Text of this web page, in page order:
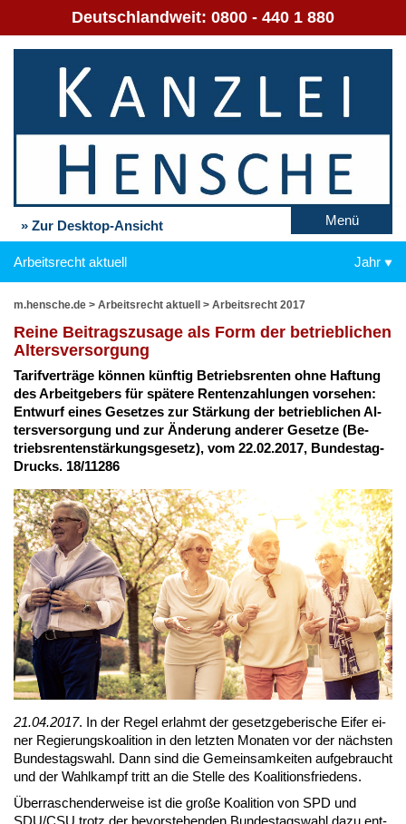
Deutschlandweit: 0800 - 440 1 880
» Zur Desktop-Ansicht Menü
Arbeitsrecht aktuell Jahr
m.hensche.de > Arbeitsrecht aktuell > Arbeitsrecht 2017
Rei­ne Bei­trags­zu­sa­ge als Form der be­trieb­li­chen
Al­ters­ver­sor­gung
Ta­rif­ver­trä­ge kön­nen künf­tig Be­triebs­ren­ten oh­ne Haf­tung
des Ar­beit­ge­bers für spä­te­re Ren­ten­zah­lun­gen vor­se­hen:
Ent­wurf ei­nes Ge­set­zes zur Stär­kung der be­trieb­li­chen Al­
ters­ver­sor­gung und zur Än­de­rung an­de­rer Ge­set­ze (Be­
triebs­ren­ten­stär­kungs­ge­setz), vom 22.02.2017, Bun­des­tag-
Drucks. 18/11286
21.04.2017. In der Re­gel er­lahmt der ge­setz­ge­be­ri­sche Ei­fer ei­
ner Re­gie­rungs­ko­ali­ti­on in den letz­ten Mo­na­ten vor der nächs­ten
Bun­des­tags­wahl. Dann sind die Ge­mein­sam­kei­ten auf­ge­braucht
und der Wahl­kampf tritt an die Stel­le des Ko­ali­ti­ons­frie­dens.
Über­ra­schen­der­wei­se ist die gro­ße Ko­ali­ti­on von SPD und